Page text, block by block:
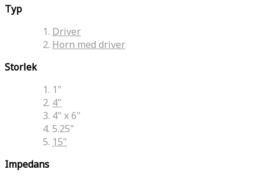
Typ
Driver
Horn med driver
Storlek
1"
4"
4" x 6"
5.25"
15"
Impedans